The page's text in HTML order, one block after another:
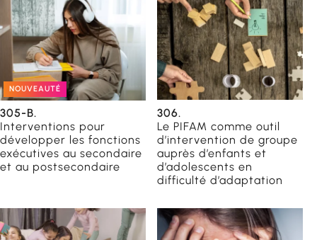
NOUVEAUTÉ
305-B.
Interventions pour
développer les fonctions
exécutives au secondaire
et au postsecondaire
306.
Le PIFAM comme outil
d’intervention de groupe
auprès d’enfants et
d’adolescents en
difficulté d’adaptation